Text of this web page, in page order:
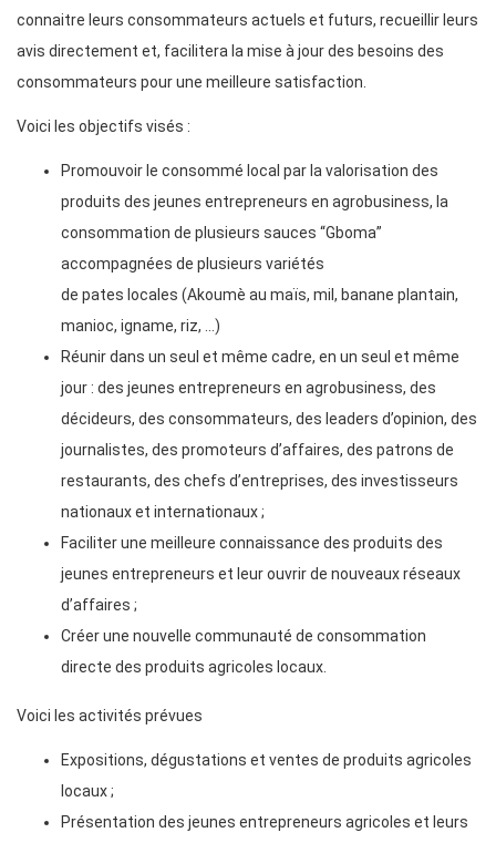
connaitre leurs consommateurs actuels et futurs, recueillir leurs
avis directement et, facilitera la mise à jour des besoins des
consommateurs pour une meilleure satisfaction.
Voici les objectifs visés :
Promouvoir le consommé local par la valorisation des
produits des jeunes entrepreneurs en agrobusiness, la
consommation de plusieurs sauces “Gboma”
accompagnées de plusieurs variétés
de pates locales (Akoumè au maïs, mil, banane plantain,
manioc, igname, riz, …)
Réunir dans un seul et même cadre, en un seul et même
jour : des jeunes entrepreneurs en agrobusiness, des
décideurs, des consommateurs, des leaders d’opinion, des
journalistes, des promoteurs d’affaires, des patrons de
restaurants, des chefs d’entreprises, des investisseurs
nationaux et internationaux ;
Faciliter une meilleure connaissance des produits des
jeunes entrepreneurs et leur ouvrir de nouveaux réseaux
d’affaires ;
Créer une nouvelle communauté de consommation
directe des produits agricoles locaux.
Voici les activités prévues
Expositions, dégustations et ventes de produits agricoles
locaux ;
Présentation des jeunes entrepreneurs agricoles et leurs